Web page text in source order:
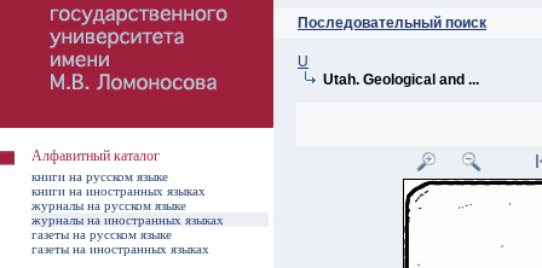
Последовательный поиск
U
Utah. Geological and ...
Алфавитный каталог
книги на русском языке
книги на иностранных языках
журналы на русском языке
журналы на иностранных языках
газеты на русском языке
газеты на иностранных языках